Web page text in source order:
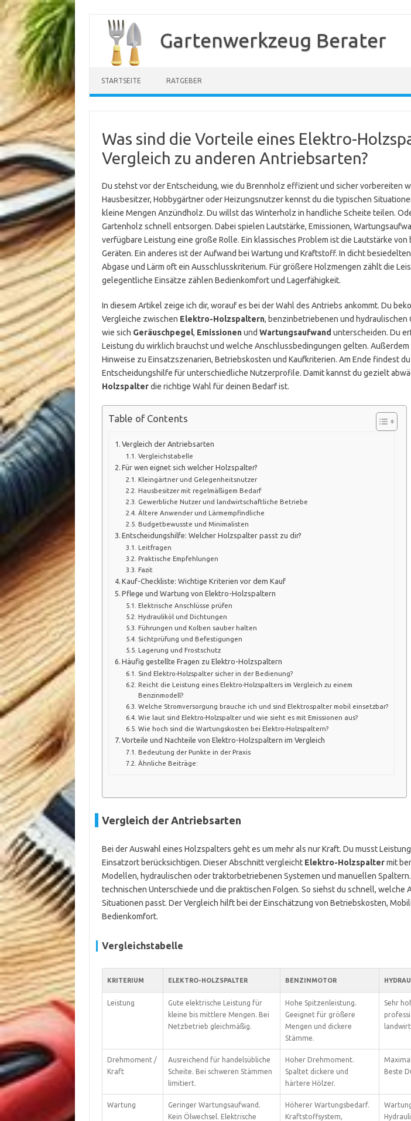
Inhalt
springen
Gartenwerkzeug Berater
STARTSEITE RATGEBER
Was sind die Vorteile eines Elektro-
Vergleich zu anderen Antriebsarten?
Du stehst vor der Entscheidung, wie du Brennholz effizient und sicher vorbereiten
Hausbesitzer, Hobbygärtner oder Heizungsnutzer kennst du die typischen
kleine Mengen Anzündholz. Du willst das Winterholz in handliche Scheite teilen.
Gartenholz schnell entsorgen. Dabei spielen Lautstärke, Emissionen,
verfügbare Leistung eine große Rolle. Ein klassisches Problem ist die Lautstärke
Geräten. Ein anderes ist der Aufwand bei Wartung und Kraftstoff. In dicht
Abgase und Lärm oft ein Ausschlusskriterium. Für größere Holzmengen zählt die
gelegentliche Einsätze zählen Bedienkomfort und Lagerfähigkeit.
In diesem Artikel zeige ich dir, worauf es bei der Wahl des Antriebs ankommt. Du
Vergleiche zwischen Elektro-Holzspaltern, benzinbetriebenen und hydraulischen
wie sich Geräuschpegel, Emissionenund Wartungsaufwand unterscheiden. Du
Leistung du wirklich brauchst und welche Anschlussbedingungen gelten. Außerdem
Hinweise zu Einsatzszenarien, Betriebskosten und Kaufkriterien. Am Ende findest
Entscheidungshilfe für unterschiedliche Nutzerprofile. Damit kannst du gezielt
Holzspalterdie richtige Wahl für deinen Bedarf ist.
Table of Contents
Vergleich der Antriebsarten
Vergleichstabelle
Für wen eignet sich welcher Holzspalter?
Kleingärtner und Gelegenheitsnutzer
Hausbesitzer mit regelmäßigem Bedarf
Gewerbliche Nutzer und landwirtschaftliche Betriebe
Ältere Anwender und Lärmempfindliche
Budgetbewusste und Minimalisten
Entscheidungshilfe: Welcher Holzspalter passt zu dir?
Leitfragen
Praktische Empfehlungen
Fazit
Kauf-Checkliste: Wichtige Kriterien vor dem Kauf
Pflege und Wartung von Elektro-Holzspaltern
Elektrische Anschlüsse prüfen
Hydrauliköl und Dichtungen
Führungen und Kolben sauber halten
Sichtprüfung und Befestigungen
Lagerung und Frostschutz
Häufig gestellte Fragen zu Elektro-Holzspaltern
Sind Elektro-Holzspalter sicher in der Bedienung?
Reicht die Leistung eines Elektro-Holzspalters im Vergleich zu einem
Benzinmodell?
Welche Stromversorgung brauche ich und sind Elektrospalter mobil einsetzbar?
Wie laut sind Elektro-Holzspalter und wie sieht es mit Emissionen aus?
Wie hoch sind die Wartungskosten bei Elektro-Holzspaltern?
Vorteile und Nachteile von Elektro-Holzspaltern im Vergleich
Bedeutung der Punkte in der Praxis
Ähnliche Beiträge:
Vergleich der Antriebsarten
Bei der Auswahl eines Holzspalters geht es um mehr als nur Kraft. Du musst
Einsatzort berücksichtigen. Dieser Abschnitt vergleicht Elektro-Holzspaltermit
Modellen, hydraulischen oder traktorbetriebenen Systemen und manuellen
technischen Unterschiede und die praktischen Folgen. So siehst du schnell, welche
Situationen passt. Der Vergleich hilft bei der Einschätzung von Betriebskosten,
Bedienkomfort.
Vergleichstabelle
KRITERIUM ELEKTRO-HOLZSPALTER BENZINMOTOR
Leistung
Gute elektrische Leistung für
kleine bis mittlere Mengen. Bei
Netzbetrieb gleichmäßig.
Hohe Spitzenleistung.
Geeignet für größere
Mengen und dickere
Stämme.
Sehr
Drehmoment /
Kraft
Ausreichend für handelsübliche
Scheite. Bei schweren Stämmen
limitiert.
Hoher Drehmoment.
Spaltet dickere und
härtere Hölzer.
Beste
Wartung
Geringer Wartungsaufwand.
Kein Ölwechsel. Elektrische
Höherer Wartungsbedarf.
Kraftstoffsystem,